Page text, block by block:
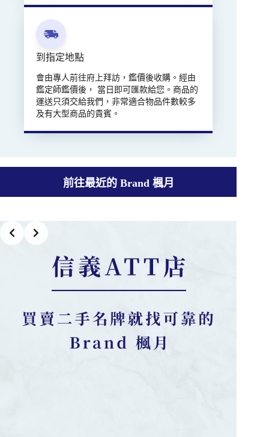
到指定地點
會由專人前往府上拜訪，鑑價後收購。經由
鑑定師鑑價後， 當日即可匯款給您。商品的
運送只須交給我們，非常適合物品件數較多
及有大型商品的貴賓。
前往最近的 Brand 楓月